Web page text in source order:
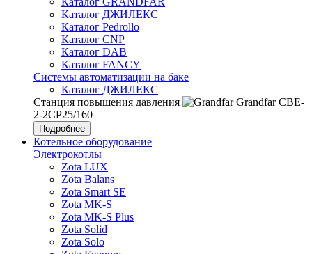
Каталог ДЖИЛЕКС
Каталог Pedrollo
Каталог CNP
Каталог DAB
Каталог FANCY
Системы автоматизации на баке
Каталог ДЖИЛЕКС
Станция повышения давления
Grandfar CBE-
2-2CP25/160
Подробнее
Котельное оборудование
Электрокотлы
Zota LUX
Zota Balans
Zota Smart SE
Zota MK-S
Zota MK-S Plus
Zota Solid
Zota Solo